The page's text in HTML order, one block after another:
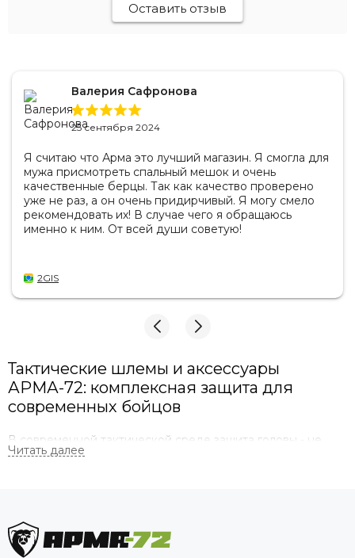
Оставить отзыв
Валерия Сафронова
25 сентября 2024
Я считаю что Арма это лучший магазин. Я смогла для
мужа присмотреть спальный мешок и очень
качественные берцы. Так как качество проверено
уже не раз, а он очень придирчивый. Я могу смело
рекомендовать их! В случае чего я обращаюсь
именно к ним. От всей души советую!
2GIS
Тактические шлемы и аксессуары
АРМА-72: комплексная защита для
современных бойцов
В современной тактической среде защита головы - не
просто элемент формы, а критически важный фактор
тактические шлемы создаются с учетом системного
подхода, где каждый элемент взаимодействует с другими,
обеспечивая максимальную эффективность. Мы